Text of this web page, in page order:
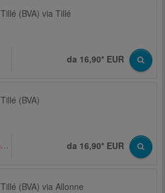
(BVA) via Tillé
da 16,90* EUR
(BVA)
da 16,90* EUR
(BVA) via Allonne